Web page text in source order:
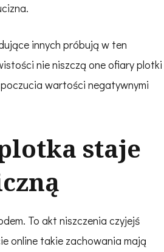
innych próbują w ten
nie niszczą one ofiary plotki
wartości negatywnymi
staje
To akt niszczenia czyjejś
online takie zachowania mają